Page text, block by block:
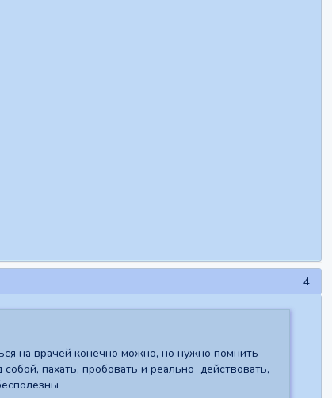
4
на врачей конечно можно, но нужно помнить
пахать, пробовать и реально действовать,